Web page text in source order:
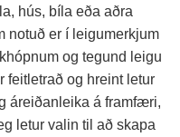
hús, bíla eða aðra
notuð er í leigumerkjum
og tegund leigu
feitletrað og hreint letur
áreiðanleika á framfæri,
letur valin til að skapa